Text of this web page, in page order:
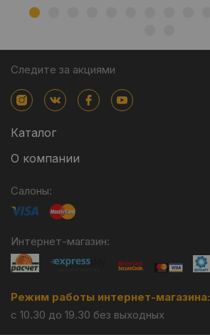
Следите за акциями
Каталог
О компании
Салоны:
Интернет-магазин:
Режим работы интернет-магазина:
с 10.30 до 19.30 без выходных